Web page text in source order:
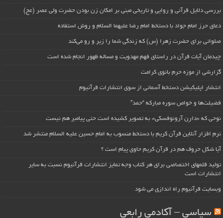
بررسی دلایل قرآنی و روایی و تاریخی مبنی بر امکان زن بودن حضرت ولی عصر (عج)
دعای حرز امام جواد با دستخط امام رضا علیهما السلام و روش استفاده
صلواتی برای حضرت زهرا (س) که زندگی شما را زیر و رو می‌کند
چیدمان آیات قرآن در راستای فهم مهدویت و مساله ظهور انجام شده است
گزارشی از موزه حرم بانوی کرامت
انتشار اپلیکیشن دستخط آسمانی از سوی انتشارات قرآنیوم
فضیلت‌ها و خواص سوره مبارکه “حمد”
نوحی که «دارِن آرونوفسکی» به تصویر کشیده است حتی پیامبر هم نیست
نرم افزار آنلاین قرآن کریم با دستخط منسوب به امام حسین علیه السلام منتشر شد
آیا شکل حروف هم در قرآن کریم حاوی پیام است ؟
تولید قلمهای اختصاصی برای هر کتاب وجه تمایز انتشارات قرآنیوم نسبت به سایر
انتشارات است
وبسایت قرآنیوم راه اندازی می شود
سیاسی – آکادمی رابعی